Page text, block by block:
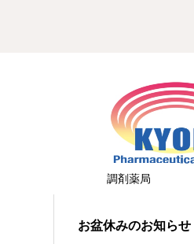
調剤薬局
お盆休みのお知らせ